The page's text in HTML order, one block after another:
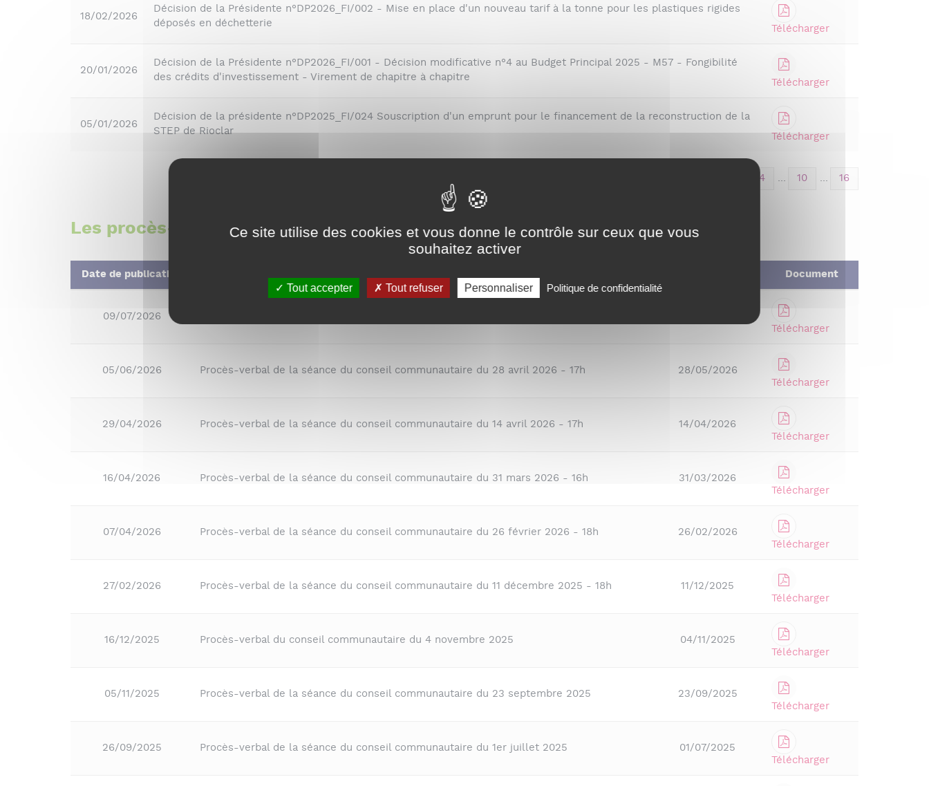
18/02/2026
Décision de la Présidente n°DP2026_FI/002 - Mise en place d'un nouveau tarif à la tonne pour les plastiques rigides
déposés en déchetterie
Télécharger
20/01/2026
Décision de la Présidente n°DP2026_FI/001 - Décision modificative n°4 au Budget Principal 2025 - M57 - Fongibilité
des crédits d'investissement - Virement de chapitre à chapitre
Télécharger
05/01/2026
Décision de la présidente n°DP2025_FI/024 Souscription d'un emprunt pour le financement de la reconstruction de la
STEP de Rioclar
Télécharger
4 ... 10 ... 16
Les procès-verbaux des conseils communautaires
Date de publication Document
09/07/2026
Télécharger
05/06/2026 Procès-verbal de la séance du conseil communautaire du 28 avril 2026 - 17h
28/05/2026
Télécharger
29/04/2026 Procès-verbal de la séance du conseil communautaire du 14 avril 2026 - 17h
14/04/2026
Télécharger
16/04/2026 Procès-verbal de la séance du conseil communautaire du 31 mars 2026 - 16h
31/03/2026
Télécharger
07/04/2026 Procès-verbal de la séance du conseil communautaire du 26 février 2026 - 18h
26/02/2026
Télécharger
27/02/2026 Procès-verbal de la séance du conseil communautaire du 11 décembre 2025 - 18h
11/12/2025
Télécharger
16/12/2025 Procès-verbal du conseil communautaire du 4 novembre 2025
04/11/2025
Télécharger
05/11/2025 Procès-verbal de la séance du conseil communautaire du 23 septembre 2025
23/09/2025
Télécharger
26/09/2025 Procès-verbal de la séance du conseil communautaire du 1er juillet 2025
01/07/2025
Télécharger
Ce site utilise des cookies et vous donne le contrôle sur ceux que vous
souhaitez activer
Tout accepter Tout refuser Personnaliser Politique de confidentialité